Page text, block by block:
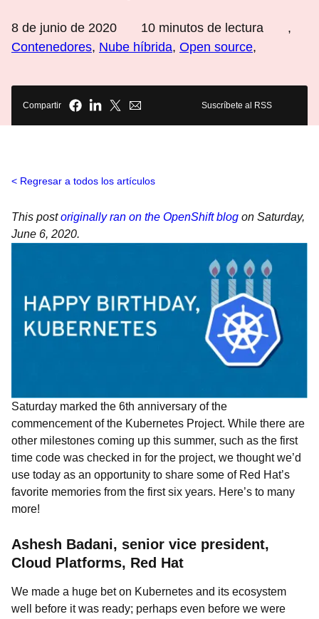
8 de junio de 2020 10 minutos de lectura
,
Contenedores, Nube híbrida, Open source,
Compartir Suscríbete al RSS
Regresar a todos los artículos
This postoriginally ran on the OpenShift blog on Saturday,
June 6, 2020.
Saturday marked the 6th anniversary of the
commencement of the Kubernetes Project. While there are
other milestones coming up this summer, such as the first
time code was checked in for the project, we thought we’d
use today as an opportunity to share some of Red Hat’s
favorite memories from the first six years. Here’s to many
more!
Ashesh Badani, senior vice president,
Cloud Platforms, Red Hat
We made a huge bet on Kubernetes and its ecosystem
well before it was ready; perhaps even before we were